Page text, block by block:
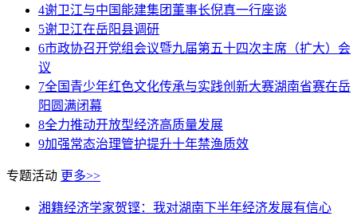
4谢卫江与中国能建集团董事长倪真一行座谈
5谢卫江在岳阳县调研
6市政协召开党组会议暨九届第五十四次主席（扩大）会
议
7全国青少年红色文化传承与实践创新大赛湖南省赛在岳
阳圆满闭幕
8全力推动开放型经济高质量发展
9加强常态治理管护提升十年禁渔质效
专题活动 更多>>
湘籍经济学家贺铿：我对湖南下半年经济发展有信心